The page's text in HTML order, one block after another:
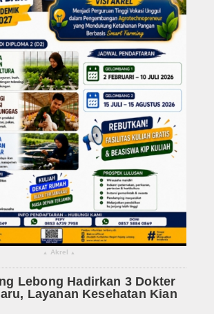
▴ Akrel ▴
Lebong Hadirkan 3 Dokter
Layanan Kesehatan Kian